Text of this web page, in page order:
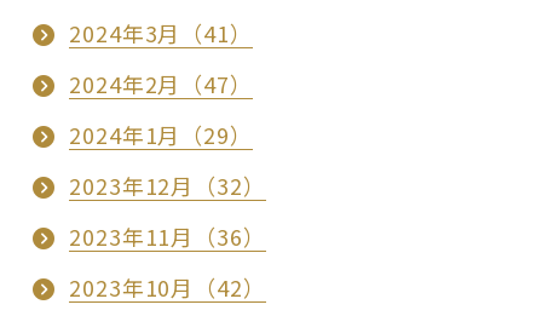
2024年3月（41）
2024年2月（47）
2024年1月（29）
2023年12月（32）
2023年11月（36）
2023年10月（42）